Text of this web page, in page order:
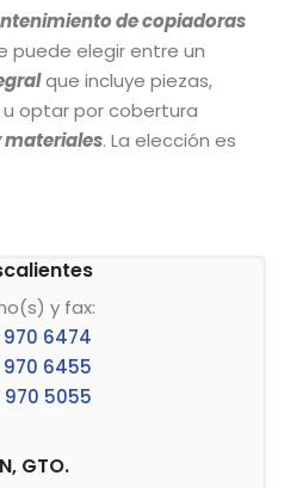
de copiadoras
puede elegir entre un
que incluye piezas,
optar por cobertura
materiales. La elección es
y fax:
6474
6455
5055
GTO.